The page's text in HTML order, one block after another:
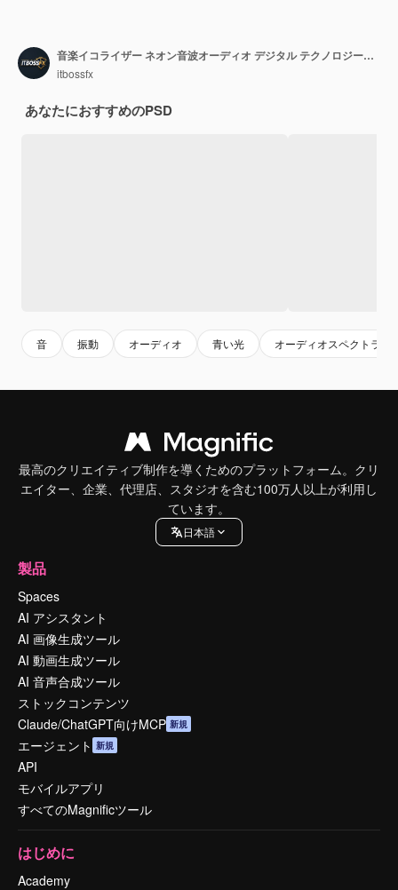
音楽イコライザー ネオン音波オーディオ デジタル テクノロジー背景デザイン
itbossfx
あなたにおすすめのPSD
音 振動 オーディオ 青い光 オーディオスペクトラム
最高のクリエイティブ制作を導くためのプラットフォーム。クリ
エイター、企業、代理店、スタジオを含む100万人以上が利用し
ています。
日本語
製品
Spaces
AI アシスタント
AI 画像生成ツール
AI 動画生成ツール
AI 音声合成ツール
ストックコンテンツ
Claude/ChatGPT向けMCP 新規
エージェント 新規
API
モバイルアプリ
すべてのMagnificツール
はじめに
Academy